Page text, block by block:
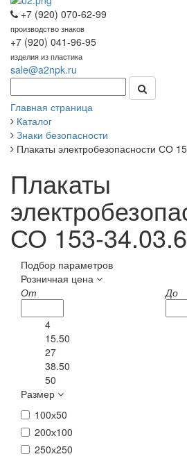
+7 (920) 070-62-99
производство знаков
+7 (920) 041-96-95
изделия из пластика
sale@a2npk.ru
Главная страница
Каталог
Знаки безопасности
Плакаты электробезопасности СО
Плакаты
СО 153-
Подбор параметров
Розничная цена
От
До
4
15.50
27
38.50
50
Размер
100х50
200х100
250х250